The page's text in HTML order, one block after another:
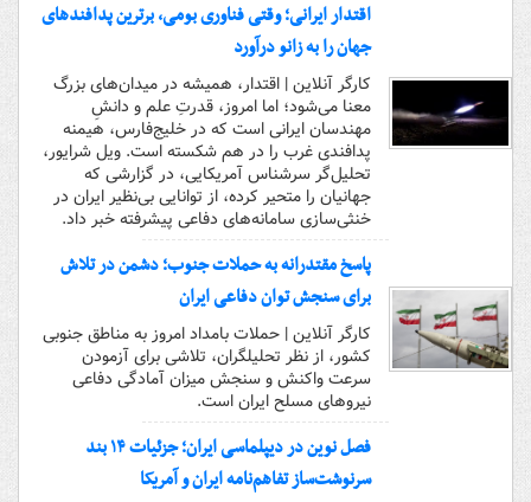
اقتدار ایرانی؛ وقتی فناوری بومی، برترین پدافندهای
جهان را به زانو درآورد
کارگر آنلاین | اقتدار، همیشه در میدان‌های بزرگ
معنا می‌شود؛ اما امروز، قدرتِ علم و دانشِ
مهندسان ایرانی است که در خلیج‌فارس، هیمنه
پدافندی غرب را در هم شکسته است. ویل شرایور،
تحلیل‌گر سرشناس آمریکایی، در گزارشی که
جهانیان را متحیر کرده، از توانایی بی‌نظیر ایران در
خنثی‌سازی سامانه‌های دفاعی پیشرفته خبر داد.
پاسخ مقتدرانه به حملات جنوب؛ دشمن در تلاش
برای سنجش توان دفاعی ایران
کارگر آنلاین | حملات بامداد امروز به مناطق جنوبی
کشور، از نظر تحلیلگران، تلاشی برای آزمودن
سرعت واکنش و سنجش میزان آمادگی دفاعی
نیروهای مسلح ایران است.
فصل نوین در دیپلماسی ایران؛ جزئیات ۱۴ بند
سرنوشت‌ساز تفاهم‌نامه ایران و آمریکا